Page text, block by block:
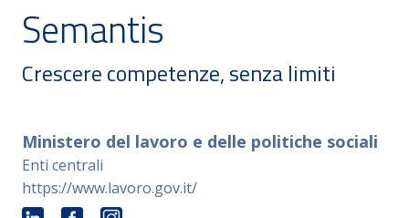
Semantis
Crescere competenze, senza limiti
Ministero del lavoro e delle politiche sociali
Enti centrali
https://www.lavoro.gov.it/